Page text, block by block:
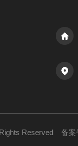
Reserved 备案